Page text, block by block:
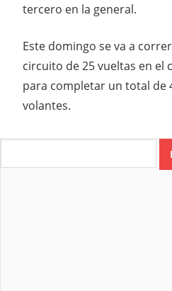
tercero en la general.
Este domingo se va a
circuito de 25 vueltas en el
para completar un total de
volantes.